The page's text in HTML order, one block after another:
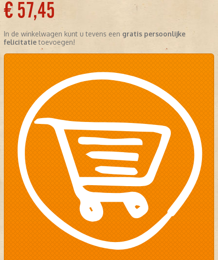
€ 57,45
In de winkelwagen kunt u tevens een gratis persoonlijke
felicitatietoevoegen!